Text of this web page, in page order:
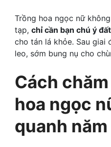
Trồng hoa ngọc nữ
tạp, chỉ cần bạn chú ý
cho tán lá khỏe. Sau giai
leo, sớm bung nụ cho
Cách
hoa ngọc
quanh năm